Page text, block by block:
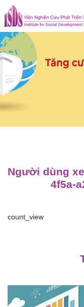
Skip
to
content
Người dùng
4f5a-
count_view
viết